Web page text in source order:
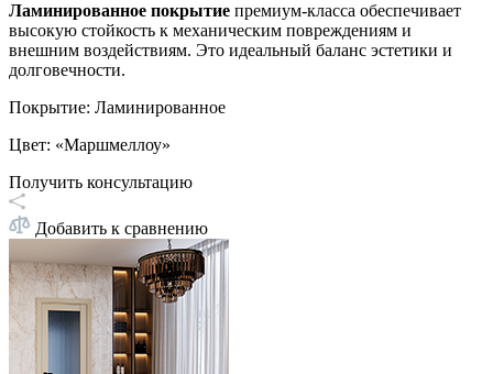
Ламинированное покрытие премиум-класса обеспечивает
высокую стойкость к механическим повреждениям и
внешним воздействиям. Это идеальный баланс эстетики и
долговечности.
Покрытие: Ламинированное
Цвет: «Маршмеллоу»
Получить консультацию
Добавить к сравнению